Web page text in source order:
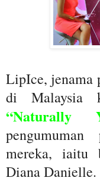
LipIce, jenama
di Malaysia
“Naturally
mereka, iaitu
Diana Danielle.